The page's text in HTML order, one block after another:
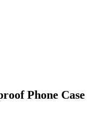
Phone Case